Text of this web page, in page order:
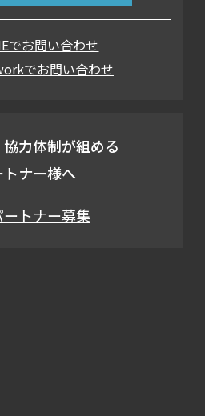
でお問い合わせ
でお問い合わせ
力体制が組める
トナー様へ
ートナー募集